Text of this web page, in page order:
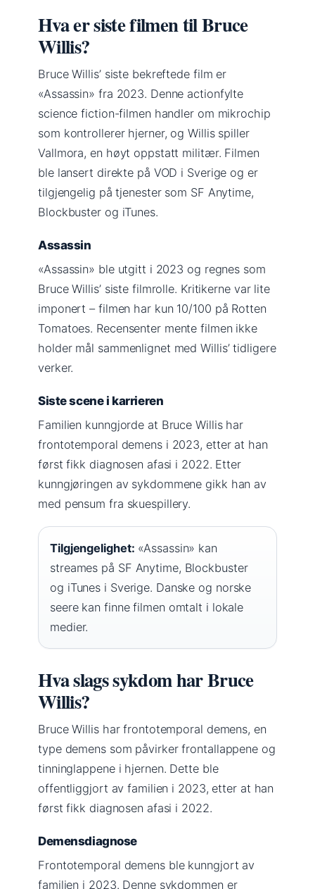
Hva er siste filmen til Bruce
Willis?
Bruce Willis’ siste bekreftede film er
«Assassin» fra 2023. Denne actionfylte
science fiction-filmen handler om mikrochip
som kontrollerer hjerner, og Willis spiller
Vallmora, en høyt oppstatt militær. Filmen
ble lansert direkte på VOD i Sverige og er
tilgjengelig på tjenester som SF Anytime,
Blockbuster og iTunes.
Assassin
«Assassin» ble utgitt i 2023 og regnes som
Bruce Willis’ siste filmrolle. Kritikerne var lite
imponert – filmen har kun 10/100 på Rotten
Tomatoes. Recensenter mente filmen ikke
holder mål sammenlignet med Willis’ tidligere
verker.
Siste scene i karrieren
Familien kunngjorde at Bruce Willis har
frontotemporal demens i 2023, etter at han
først fikk diagnosen afasi i 2022. Etter
kunngjøringen av sykdommene gikk han av
med pensum fra skuespillery.
Tilgjengelighet: «Assassin» kan
streames på SF Anytime, Blockbuster
og iTunes i Sverige. Danske og norske
seere kan finne filmen omtalt i lokale
medier.
Hva slags sykdom har Bruce
Willis?
Bruce Willis har frontotemporal demens, en
type demens som påvirker frontallappene og
tinninglappene i hjernen. Dette ble
offentliggjort av familien i 2023, etter at han
først fikk diagnosen afasi i 2022.
Demensdiagnose
Frontotemporal demens ble kunngjort av
familien i 2023. Denne sykdommen er